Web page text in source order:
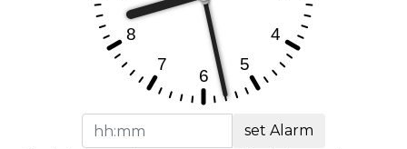
set Alarm